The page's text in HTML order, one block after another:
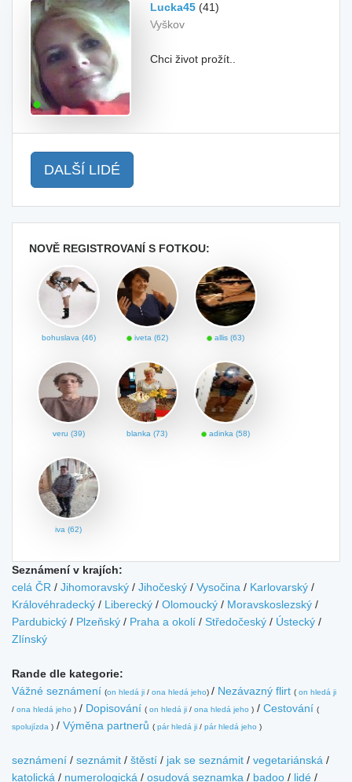
Lucka45 (41)
Vyškov
Chci život prožít..
DALŠÍ LIDÉ
NOVĚ REGISTROVANÍ S FOTKOU:
bohuslava (46) iveta (62) allis (63)
veru (39) blanka (73) adinka (58)
iva (62)
Seznámení v krajích:
celá ČR / Jihomoravský / Jihočeský / Vysočina / Karlovarský /
Královéhradecký / Liberecký / Olomoucký / Moravskoslezský /
Pardubický / Plzeňský / Praha a okolí / Středočeský / Ústecký /
Zlínský
Rande dle kategorie:
Vážné seznámení (on hledá ji / ona hledá jeho) / Nezávazný flirt ( on hledá ji
/ ona hledá jeho ) / Dopisování ( on hledá ji / ona hledá jeho ) / Cestování (
spolujízda ) / Výměna partnerů ( pár hledá ji / pár hledá jeho )
seznámení / seznámit / štěstí / jak se seznámit / vegetariánská /
katolická / numerologická / osudová seznamka / badoo / lidé /